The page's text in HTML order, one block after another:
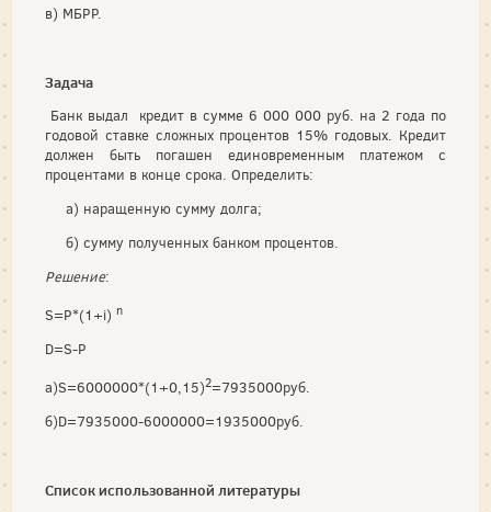
в) МБРР.
Задача
Банк выдал кредит в сумме 6 000 000 руб. на 2 года по
годовой ставке сложных про­центов 15% годовых. Кредит
должен быть погашен едино­временным платежом с
процентами в конце срока. Определить:
а) наращенную сумму долга;
б) сумму полученных банком процентов.
Решение:
S=P*(1+i) n
D=S-P
а)S=6000000*(1+0,15)2=7935000руб.
б)D=7935000-6000000=1935000руб.
Список использованной литературы